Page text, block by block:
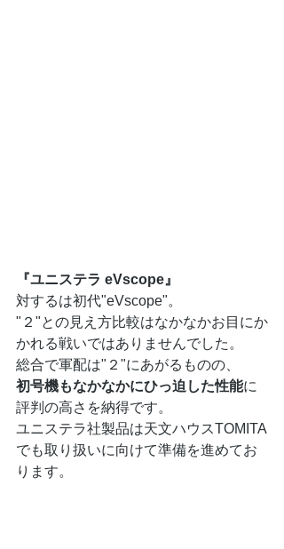
『ユニステラ eVscope』
対するは初代"eVscope"。
"２"との見え方比較はなかなかお目にか
かれる戦いではありませんでした。
総合で軍配は"２"にあがるものの、
初号機もなかなかにひっ迫した性能に
評判の高さを納得です。
ユニステラ社製品は天文ハウスTOMITA
でも取り扱いに向けて準備を進めてお
ります。